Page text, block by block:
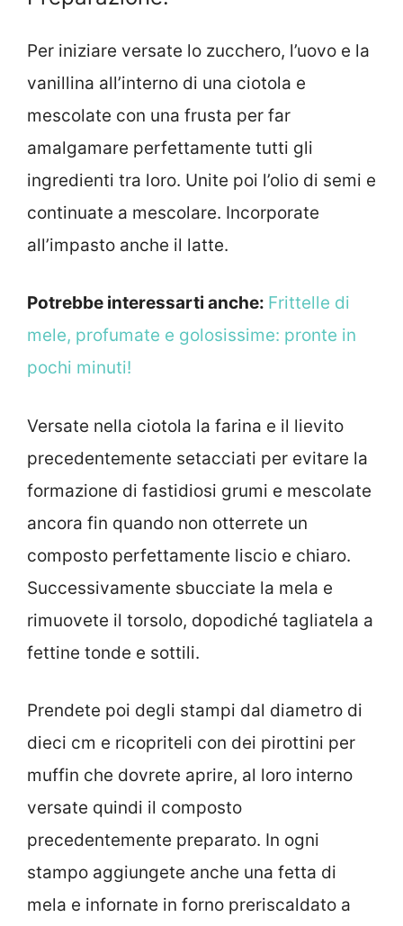
Per iniziare versate lo zucchero, l’uovo e la
vanillina all’interno di una ciotola e
mescolate con una frusta per far
amalgamare perfettamente tutti gli
ingredienti tra loro. Unite poi l’olio di semi e
continuate a mescolare. Incorporate
all’impasto anche il latte.
Potrebbe interessarti anche: Frittelle di
mele, profumate e golosissime: pronte in
pochi minuti!
Versate nella ciotola la farina e il lievito
precedentemente setacciati per evitare la
formazione di fastidiosi grumi e mescolate
ancora fin quando non otterrete un
composto perfettamente liscio e chiaro.
Successivamente sbucciate la mela e
rimuovete il torsolo, dopodiché tagliatela a
fettine tonde e sottili.
Prendete poi degli stampi dal diametro di
dieci cm e ricopriteli con dei pirottini per
muffin che dovrete aprire, al loro interno
versate quindi il composto
precedentemente preparato. In ogni
stampo aggiungete anche una fetta di
mela e infornate in forno preriscaldato a